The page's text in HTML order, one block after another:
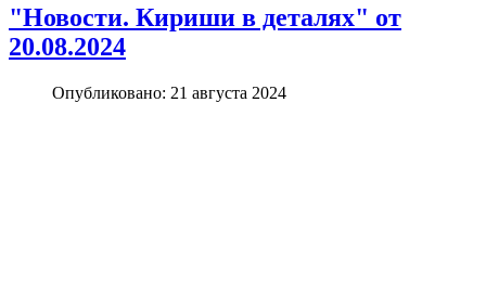
"Новости. Кириши в деталях" от
20.08.2024
Опубликовано: 21 августа 2024